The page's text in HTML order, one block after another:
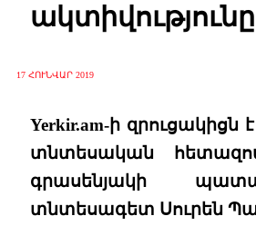
ակտիվությունը
17 ՀՈՒՆՎԱՐ 2019
Yerkir.am-ի զրուցակիցն
տնտեսական
գրասենյակի
տնտեսագետ Սուրեն